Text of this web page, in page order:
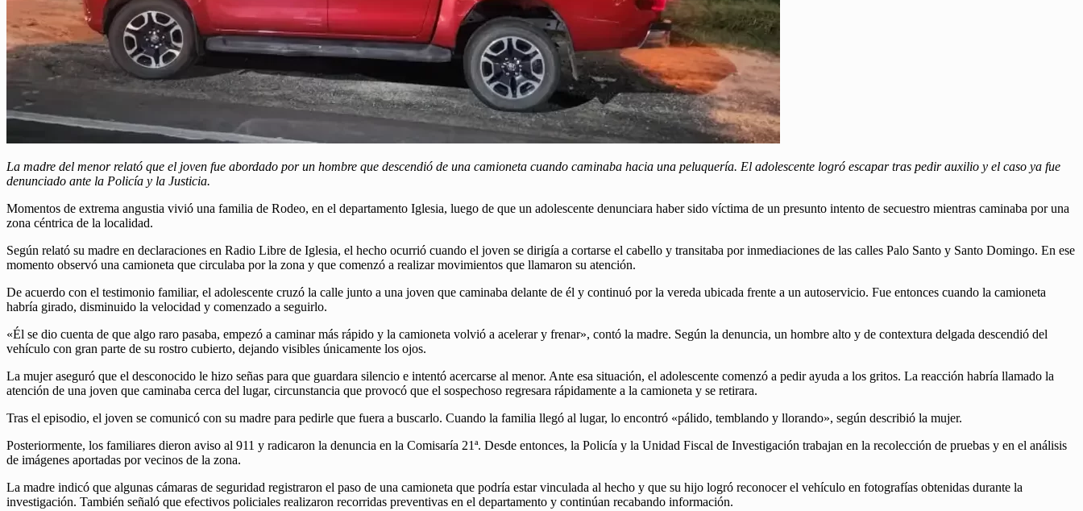
La madre del menor relató que el joven fue abordado por un hombre que descendió de una camioneta cuando caminaba hacia una peluquería. El adolescente logró escapar tras pedir auxilio y el caso ya fue
denunciado ante la Policía y la Justicia.
Momentos de extrema angustia vivió una familia de Rodeo, en el departamento Iglesia, luego de que un adolescente denunciara haber sido víctima de un presunto intento de secuestro mientras caminaba por una
zona céntrica de la localidad.
Según relató su madre en declaraciones en Radio Libre de Iglesia, el hecho ocurrió cuando el joven se dirigía a cortarse el cabello y transitaba por inmediaciones de las calles Palo Santo y Santo Domingo. En ese
momento observó una camioneta que circulaba por la zona y que comenzó a realizar movimientos que llamaron su atención.
De acuerdo con el testimonio familiar, el adolescente cruzó la calle junto a una joven que caminaba delante de él y continuó por la vereda ubicada frente a un autoservicio. Fue entonces cuando la camioneta
habría girado, disminuido la velocidad y comenzado a seguirlo.
«Él se dio cuenta de que algo raro pasaba, empezó a caminar más rápido y la camioneta volvió a acelerar y frenar», contó la madre. Según la denuncia, un hombre alto y de contextura delgada descendió del
vehículo con gran parte de su rostro cubierto, dejando visibles únicamente los ojos.
La mujer aseguró que el desconocido le hizo señas para que guardara silencio e intentó acercarse al menor. Ante esa situación, el adolescente comenzó a pedir ayuda a los gritos. La reacción habría llamado la
atención de una joven que caminaba cerca del lugar, circunstancia que provocó que el sospechoso regresara rápidamente a la camioneta y se retirara.
Tras el episodio, el joven se comunicó con su madre para pedirle que fuera a buscarlo. Cuando la familia llegó al lugar, lo encontró «pálido, temblando y llorando», según describió la mujer.
Posteriormente, los familiares dieron aviso al 911 y radicaron la denuncia en la Comisaría 21ª. Desde entonces, la Policía y la Unidad Fiscal de Investigación trabajan en la recolección de pruebas y en el análisis
de imágenes aportadas por vecinos de la zona.
La madre indicó que algunas cámaras de seguridad registraron el paso de una camioneta que podría estar vinculada al hecho y que su hijo logró reconocer el vehículo en fotografías obtenidas durante la
investigación. También señaló que efectivos policiales realizaron recorridas preventivas en el departamento y continúan recabando información.